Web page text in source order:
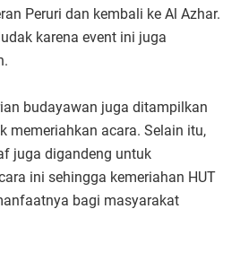
Peruri dan kembali ke Al Azhar.
karena event ini juga
budayawan juga ditampilkan
memeriahkan acara. Selain itu,
juga digandeng untuk
ini sehingga kemeriahan HUT
bagi masyarakat